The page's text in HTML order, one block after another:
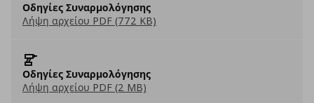
Οδηγίες Συναρμολόγησης
Λήψη αρχείου PDF (772 KB)
Οδηγίες Συναρμολόγησης
Λήψη αρχείου PDF (2 MB)